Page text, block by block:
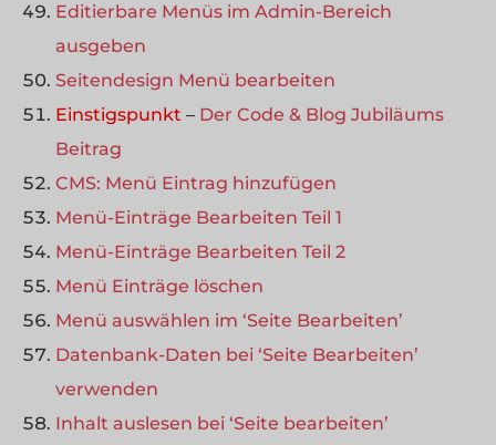
Editierbare Menüs im Admin-Bereich
ausgeben
Seitendesign Menü bearbeiten
Einstigspunkt – Der Code & Blog Jubiläums
Beitrag
CMS: Menü Eintrag hinzufügen
Menü-Einträge Bearbeiten Teil 1
Menü-Einträge Bearbeiten Teil 2
Menü Einträge löschen
Menü auswählen im ‘Seite Bearbeiten’
Datenbank-Daten bei ‘Seite Bearbeiten’
verwenden
Inhalt auslesen bei ‘Seite bearbeiten’